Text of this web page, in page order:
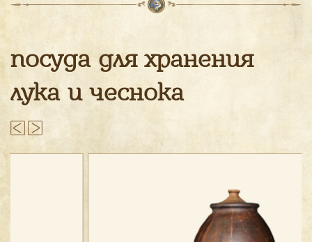
посуда для хранения
лука и чеснока